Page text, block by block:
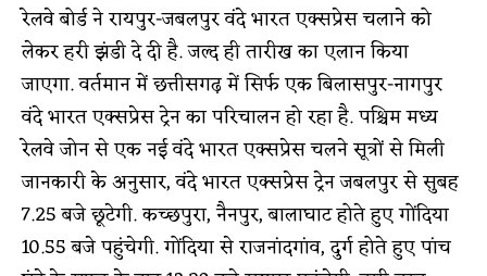
रेलवे बोर्ड ने रायपुर-जबलपुर वंदे भारत एक्सप्रेस चलाने को
लेकर हरी झंडी दे दी है. जल्द ही तारीख का एलान किया
जाएगा. वर्तमान में छत्तीसगढ़ में सिर्फ एक बिलासपुर-नागपुर
वंदे भारत एक्सप्रेस ट्रेन का परिचालन हो रहा है. पश्चिम मध्य
रेलवे जोन से एक नई वंदे भारत एक्सप्रेस चलने सूत्रों से मिली
जानकारी के अनुसार, वंदे भारत एक्सप्रेस ट्रेन जबलपुर से सुबह
7.25 बजे छूटेगी. कच्छपुरा, नैनपुर, बालाघाट होते हुए गोंदिया
10.55 बजे पहुंचेगी. गोंदिया से राजनांदगांव, दुर्ग होते हुए पांच